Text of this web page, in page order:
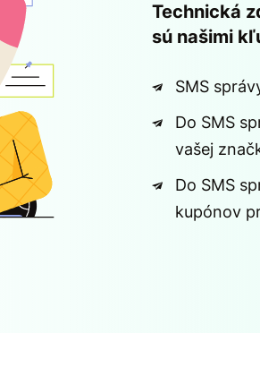
Technická
sú našimi
SMS
Do SMS
vašej
Do SMS
kupónov